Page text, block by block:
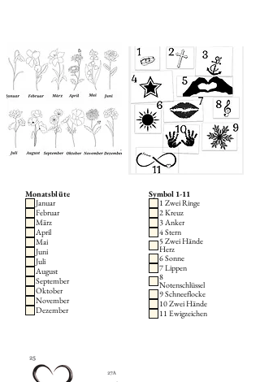
Monatsblüte
Januar
Februar
März
April
Mai
Juni
Juli
August
September
Oktober
November
Dezember
Symbol 1-11
1 Zwei Ringe
2 Kreuz
3 Anker
4 Stern
5 Zwei Hände
Herz
6 Sonne
7 Lippen
8
Notenschlüssel
9 Schneeflocke
10 Zwei Hände
11 Ewigzeichen